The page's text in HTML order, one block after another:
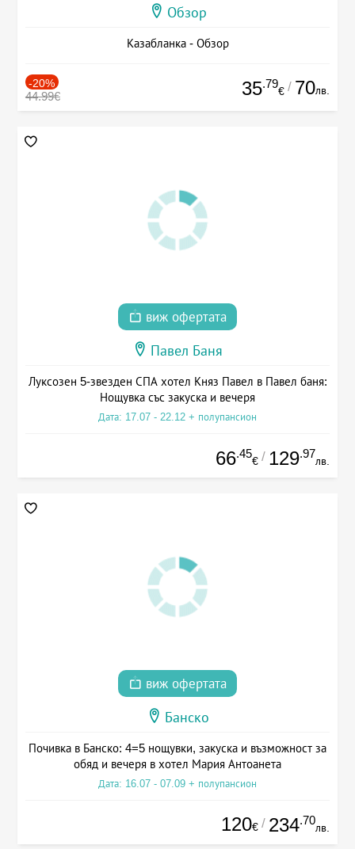
Обзор
Казабланка - Обзор
-20%
44.99€ 35.79
€ / 70лв.
виж офертата
Павел Баня
Луксозен 5-звезден СПА хотел Княз Павел в Павел баня:
Нощувка със закуска и вечеря
Дата: 17.07 - 22.12 + полупансион
66.45
€ / 129.97
лв.
виж офертата
Банско
Почивка в Банско: 4=5 нощувки, закуска и възможност за
обяд и вечеря в хотел Мария Антоанета
Дата: 16.07 - 07.09 + полупансион
120€ / 234.70
лв.